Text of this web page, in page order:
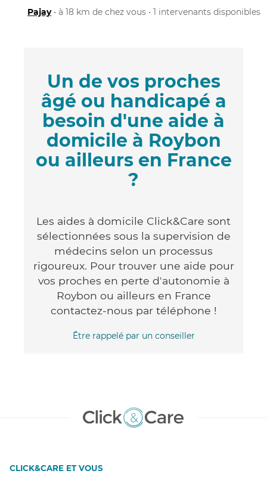
Pajay• à 18 km de chez vous • 1 intervenants disponibles
Un de vos proches
âgé ou handicapé a
besoin d'une aide à
domicile à Roybon
ou ailleurs en France
?
Les aides à domicile Click&Care sont
sélectionnées sous la supervision de
médecins selon un processus
rigoureux. Pour trouver une aide pour
vos proches en perte d'autonomie à
Roybon ou ailleurs en France
contactez-nous par téléphone !
Être rappelé par un conseiller
CLICK&CARE ET VOUS